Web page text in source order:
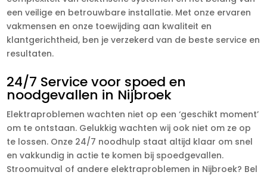
een veilige en betrouwbare installatie. Met onze ervaren
vakmensen en onze toewijding aan kwaliteit en
klantgerichtheid, ben je verzekerd van de beste service en
resultaten.
24/7 Service voor spoed en
noodgevallen in Nijbroek
Elektraproblemen wachten niet op een ‘geschikt moment’
om te ontstaan. Gelukkig wachten wij ook niet om ze op
te lossen. Onze 24/7 noodhulp staat altijd klaar om snel
en vakkundig in actie te komen bij spoedgevallen.
Stroomuitval of andere elektraproblemen in Nijbroek? Bel